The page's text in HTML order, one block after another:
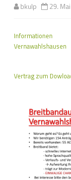
bkulp 29.
Vernawahlshausen
Vertrag zum